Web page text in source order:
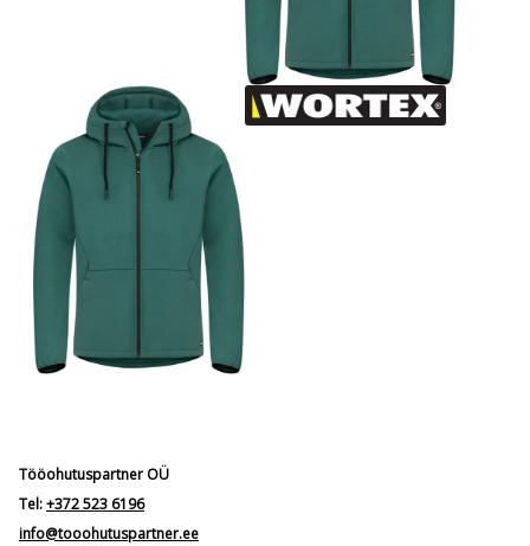
Tööohutuspartner OÜ
Tel:+372 523 6196
info@tooohutuspartner.ee